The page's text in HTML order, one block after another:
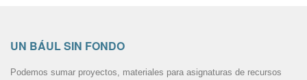
UN BÁUL SIN FONDO
Podemos sumar proyectos, materiales para asignaturas de recursos